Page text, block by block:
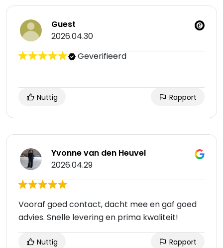
Guest
2026.04.30
Geverifieerd
Nuttig Rapport
Yvonne van den Heuvel
2026.04.29
Vooraf goed contact, dacht mee en gaf goed
advies. Snelle levering en prima kwaliteit!
Nuttig Rapport